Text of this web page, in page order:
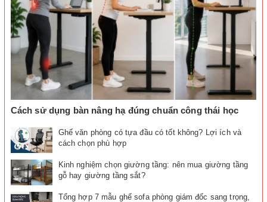
Cách sử dụng bàn nâng hạ đúng chuẩn công thái học
Ghế văn phòng có tựa đầu có tốt không? Lợi ích và
cách chọn phù hợp
Kinh nghiệm chọn giường tầng: nên mua giường tầng
gỗ hay giường tầng sắt?
Tổng hợp 7 mẫu ghế sofa phòng giám đốc sang trọng,